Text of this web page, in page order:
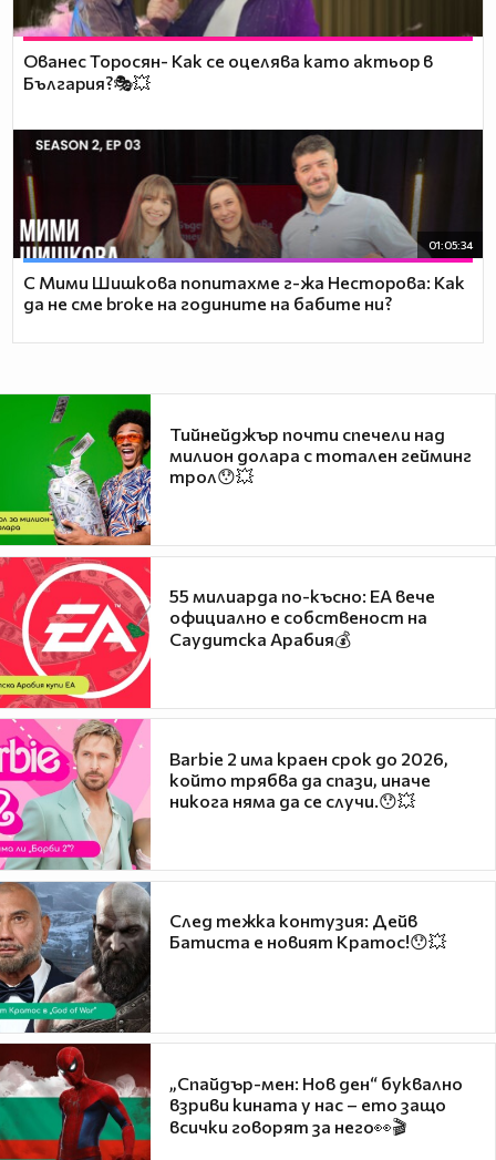
Ованес Торосян- Как се оцелява като актьор в
България?🎭💥
01:05:34
С Мими Шишкова попитахме г-жа Несторова: Как
да не сме broke на годините на бабите ни?
Тийнейджър почти спечели над
милион долара с тотален гейминг
трол😯💥
55 милиарда по-късно: EA вече
официално е собственост на
Саудитска Арабия💰
Barbie 2 има краен срок до 2026,
който трябва да спази, иначе
никога няма да се случи.😯💥
След тежка контузия: Дейв
Батиста е новият Кратос!😯💥
„Спайдър-мен: Нов ден“ буквално
взриви кината у нас – ето защо
всички говорят за него👀🎬